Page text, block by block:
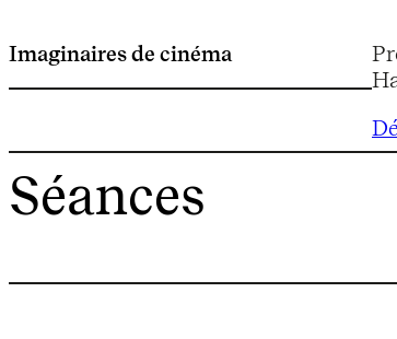
Imaginaires de cinéma
Séances